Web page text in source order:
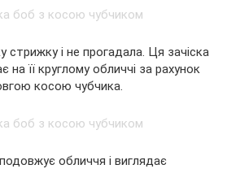
стрижку і не прогадала. Ця зачіска
на її круглому обличчі за рахунок
косою чубчика.
обличчя і виглядає